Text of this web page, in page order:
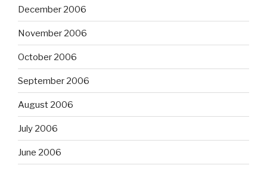
December 2006
November 2006
October 2006
September 2006
August 2006
July 2006
June 2006